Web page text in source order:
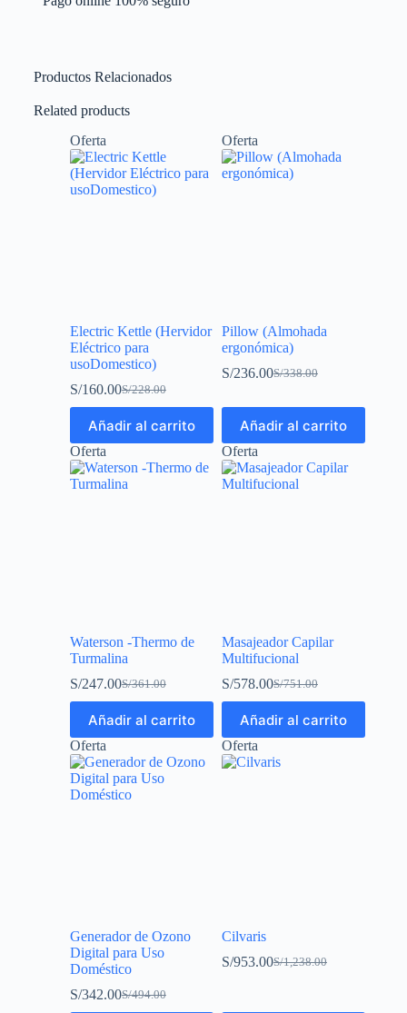
Productos Relacionados
Related products
Oferta
Electric Kettle (Hervidor
Eléctrico para
usoDomestico)
S/228.00
S/160.00
Añadir al carrito
Oferta
Pillow (Almohada
ergonómica)
S/338.00
S/236.00
Añadir al carrito
Oferta
Waterson -Thermo de
Turmalina
S/361.00
S/247.00
Añadir al carrito
Oferta
Masajeador Capilar
Multifucional
S/751.00
S/578.00
Añadir al carrito
Oferta
Generador de Ozono
Digital para Uso
Doméstico
S/494.00
S/342.00
Oferta
Cilvaris
S/1,238.00
S/953.00